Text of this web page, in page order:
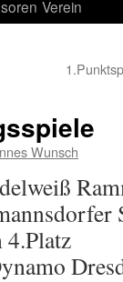
Verein
Wunsch